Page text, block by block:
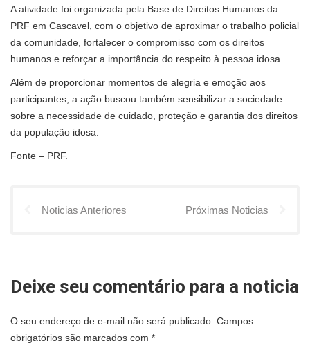
A atividade foi organizada pela Base de Direitos Humanos da
PRF em Cascavel, com o objetivo de aproximar o trabalho policial
da comunidade, fortalecer o compromisso com os direitos
humanos e reforçar a importância do respeito à pessoa idosa.
Além de proporcionar momentos de alegria e emoção aos
participantes, a ação buscou também sensibilizar a sociedade
sobre a necessidade de cuidado, proteção e garantia dos direitos
da população idosa.
Fonte – PRF.
Noticias Anteriores Próximas Noticias
Deixe seu comentário para a noticia
O seu endereço de e-mail não será publicado. Campos
obrigatórios são marcados com *